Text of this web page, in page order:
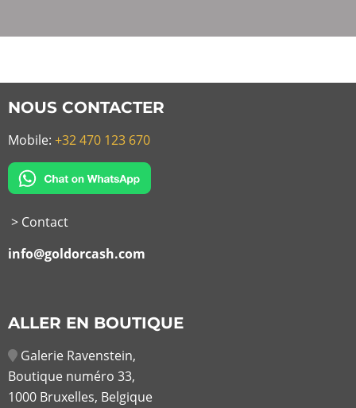
NOUS CONTACTER
Mobile: +32 470 123 670
> Contact
info@goldorcash.com
ALLER EN BOUTIQUE
Galerie Ravenstein,
Boutique numéro 33,
1000 Bruxelles, Belgique